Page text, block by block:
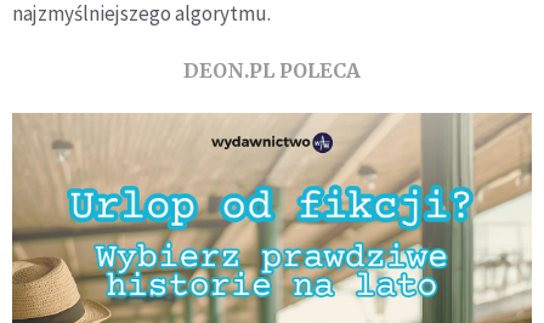
najzmyślniejszego algorytmu.
DEON.PL POLECA